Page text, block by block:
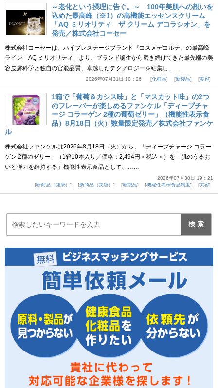
～老化という摂理に告ぐ。～ 100年美肌への想いを
込めた最高峰（※1）の高機能エッセンスクリーム
「AQ ミリオリティ ザ クリーム デコラシオン」を
発売／株式会社コーセー
株式会社コーセーは、ハイプレステージブランド『コスメデコルテ』の最高峰
ライン「AQ ミリオリティ」より、ブランド誕生から磨き続けてきた最先端の美
容皮膚科学と独自の官能品質、卓越したテクノロジーを結集し……
2026年07月31日 10：26 化粧品 新製品 美容
1箱で「葡萄＆カシス味」と「マスカット味」の2つ
のフレーバーが楽しめるファンケル「ディープチャ
ージ コラーゲン 2種の葡萄ゼリー」（機能性表示食
品）8月18日（火）数量限定発売／株式会社ファンケ
ル
株式会社ファンケルは2026年8月18日（火）から、「ディープチャージ コラー
ゲン 2種のゼリー」（1箱10本入り／価格：2,494円＜税込＞）を「肌のうるお
いと弾力を維持する」機能性表示食品として、……
2026年07月30日 19：21
新商品（健康）
新商品（美容） 新製品 機能性表示食品制度 美容